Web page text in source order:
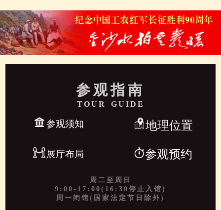
参观指南
TOUR GUIDE
参观须知 地理位置
展厅布局 参观预约
周二至周日
9:00-17:00(16:30停止入馆)
周一闭馆(国家法定节日除外)